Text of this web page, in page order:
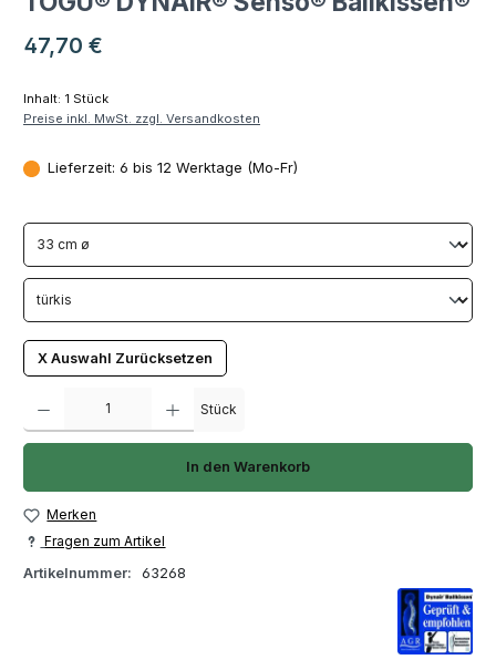
Regulärer Preis:
47,70 €
Inhalt: 1 Stück
Preise inkl. MwSt. zzgl. Versandkosten
Lieferzeit: 6 bis 12 Werktage (Mo-Fr)
X Auswahl Zurücksetzen
Stück
In den Warenkorb
Merken
Fragen zum Artikel
Artikelnummer:
63268